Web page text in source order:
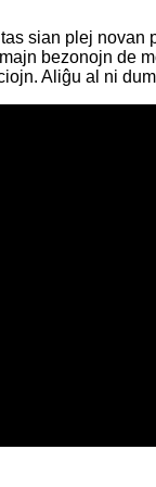
sian plej novan
bezonojn de
Aliĝu al ni